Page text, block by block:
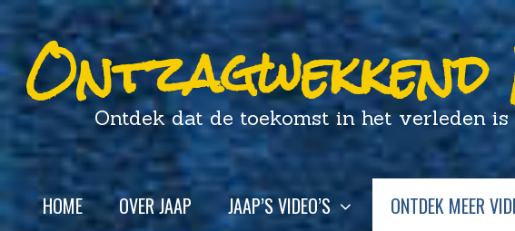
Ontzagwekkend
Ontdek dat de toekomst in het verleden is
HOME OVER JAAP JAAP’S VIDEO’S ONTDEK MEER